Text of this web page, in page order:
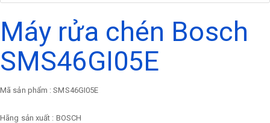
Máy rửa chén Bosch
SMS46GI05E
Mã sản phẩm : SMS46GI05E
Hãng sản xuất : BOSCH